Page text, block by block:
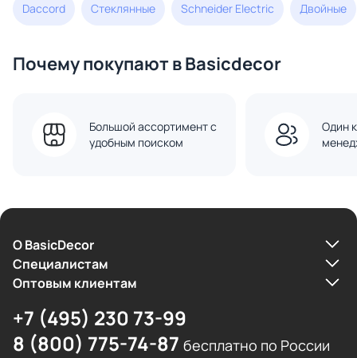
Daccord Стеклянные Schneider Electric Двойные
Почему покупают в Basicdecor
Большой ассортимент с
удобным поиском
Один
О BasicDecor
Cпециалистам
Оптовым клиентам
+7 (495) 230 73-99
8 (800) 775-74-87 бесплатно по России